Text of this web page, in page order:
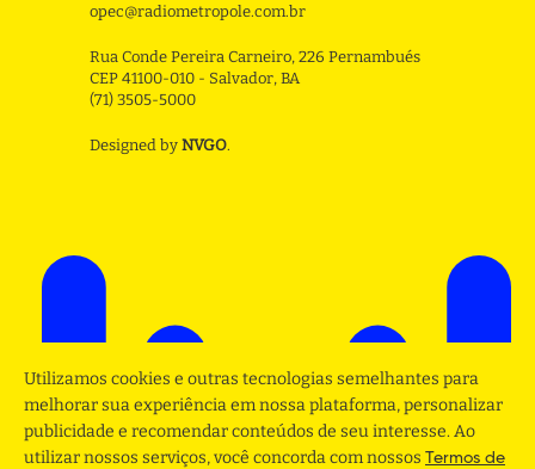
opec@radiometropole.com.br
Rua Conde Pereira Carneiro, 226 Pernambués
CEP 41100-010 - Salvador, BA
(71) 3505-5000
Designed by NVGO.
Utilizamos cookies e outras tecnologias semelhantes para
melhorar sua experiência em nossa plataforma, personalizar
publicidade e recomendar conteúdos de seu interesse. Ao
utilizar nossos serviços, você concorda com nossos Termos de